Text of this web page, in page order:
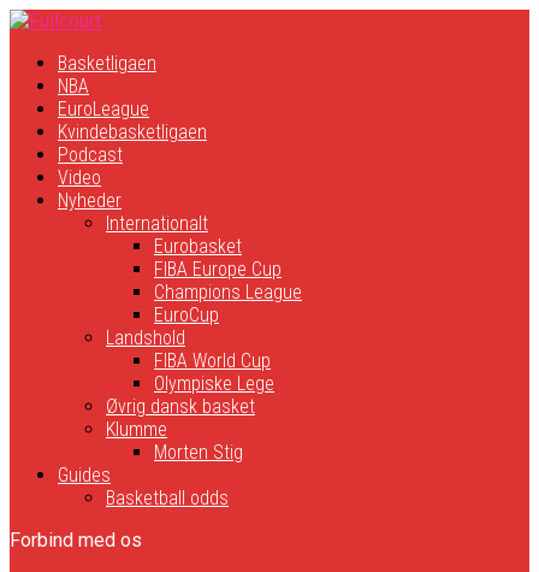
Basketligaen
NBA
EuroLeague
Kvindebasketligaen
Podcast
Video
Nyheder
Internationalt
Eurobasket
FIBA Europe Cup
Champions League
EuroCup
Landshold
FIBA World Cup
Olympiske Lege
Øvrig dansk basket
Klumme
Morten Stig
Guides
Basketball odds
Forbind med os